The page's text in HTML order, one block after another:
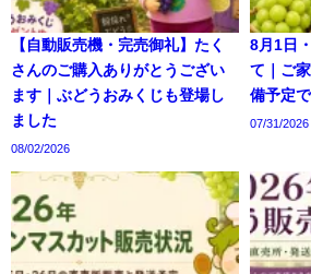
【自動販売機・完売御礼】たく
さんのご購入ありがとうござい
ます｜ぶどうおみくじも登場し
ました
08/02/2026
8月1日
て｜ご
備予定
07/31/2026